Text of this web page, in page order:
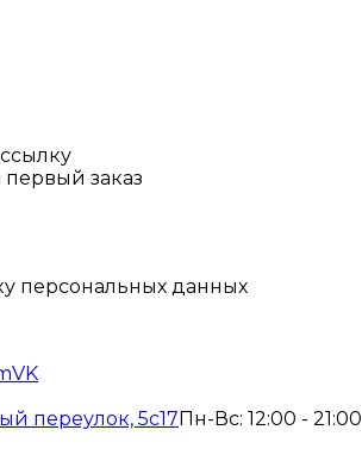
первый заказ
персональных данных
VK
переулок, 5с17 Пн-Вс: 12:00 - 21:00